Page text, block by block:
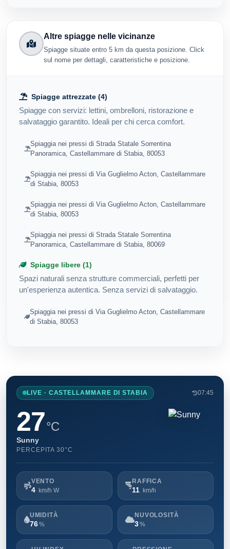
Altre spiagge nelle vicinanze
Spiagge situate entro 5 km da questa posizione. Click
sul nome per dettagli, caratteristiche e posizione.
Spiagge attrezzate (4)
Spiagge con servizi: lettini, ombrelloni, ristorazione e
salvataggio garantito. Ideali per chi cerca comfort.
Spiaggia nei pressi di Strada Statale Sorrentina
Panoramica, Castellammare di Stabia, 80053
Spiaggia nei pressi di Via Guglielmo Acton, Castellammare
di Stabia, 80053
Spiaggia nei pressi di Via Guglielmo Acton, Castellammare
di Stabia, 80053
Spiaggia nei pressi di Strada Statale Sorrentina
Panoramica, Castellammare di Stabia, 80069
Spiagge libere (1)
Spazi naturali senza strutture commerciali, perfetti per
un'esperienza autentica. Senza servizi di salvataggio.
Spiaggia nei pressi di Via Guglielmo Acton, Castellammare
di Stabia, 80053
LIVE · CASTELLAMMARE DI STABIA 07:45
27°C
Sunny
PERCEPITA 30°C
VENTO
4 km/h W
RAFFICA
11 km/h
UMIDITÀ
76 %
NUVOLOSITÀ
3%